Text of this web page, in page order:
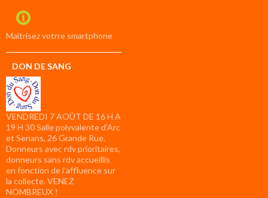
compte
Maîtrisez votrre smartphone
DON DE SANG
VENDREDI 7 AOÛT DE 16 H A
19 H 30 Salle polyvalente d’Arc
et Senans, 26 Grande Rue.
Donneurs avec rdv prioritaires,
donneurs sans rdv accueillis
en fonction de l’affluence sur
la collecte. VENEZ
NOMBREUX !